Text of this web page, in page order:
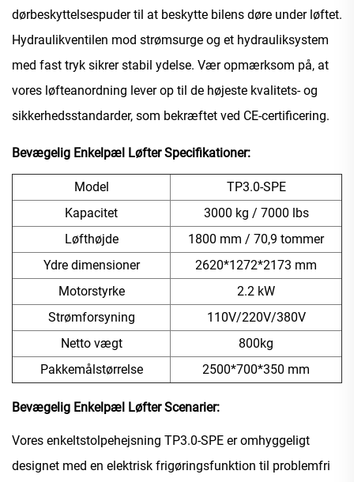
dørbeskyttelsespuder til at beskytte bilens døre under løftet.
Hydraulikventilen mod strømsurge og et hydrauliksystem
med fast tryk sikrer stabil ydelse. Vær opmærksom på, at
vores løfteanordning lever op til de højeste kvalitets- og
sikkerhedsstandarder, som bekræftet ved CE-certificering.
Bevægelig Enkelpæl LøfterSpecifikationer:
Model
TP3.0-SPE
Kapacitet
3000 kg / 7000 lbs
Løfthøjde
1800 mm / 70,9 tommer
Ydre dimensioner
2620*1272*2173 mm
Motorstyrke
2.2 kW
Strømforsyning
110V/220V/380V
Netto vægt
800kg
Pakkemålstørrelse
2500*700*350 mm
Bevægelig Enkelpæl LøfterScenarier:
Vores enkeltstolpehejsning TP3.0-SPE er omhyggeligt
designet med en elektrisk frigøringsfunktion til problemfri